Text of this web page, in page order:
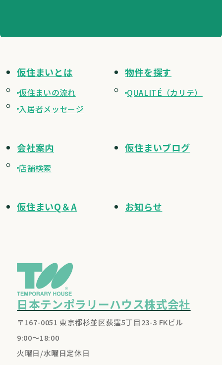
日本テンポラリーハウス株式会社
〒167-0051 東京都杉並区荻窪5丁目23-3 FKビル
9:00～18:00
火曜日/水曜日定休日
仮住まいとは
仮住まいの流れ
入居者メッセージ
物件を探す
QUALITÉ（カリテ）
会社案内
店舗検索
仮住まいブログ
仮住まいQ＆A お知らせ